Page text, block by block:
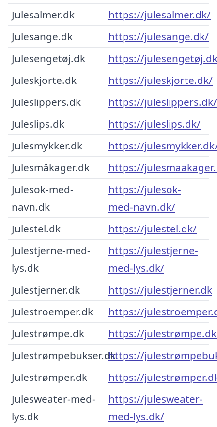
Julesalmer.dk
https://julesalmer.dk/
Julesange.dk
https://julesange.dk/
Julesengetøj.dk
https://
Juleskjorte.dk
https://juleskjorte.dk/
Juleslippers.dk
https://juleslippers.dk/
Juleslips.dk
https://juleslips.dk/
Julesmykker.dk
https://
Julesmåkager.dk
https://
Julesok-med-
navn.dk
https://julesok-
med-navn.dk/
Julestel.dk
https://julestel.dk/
Julestjerne-med-
lys.dk
https://julestjerne-
med-lys.dk/
Julestjerner.dk
https://julestjerner.dk
Julestroemper.dk
https://
Julestrømpe.dk
https://
Julestrømpebukser.dkhttps://
Julestrømper.dk
https://
Julesweater-med-
lys.dk
https://julesweater-
med-lys.dk/